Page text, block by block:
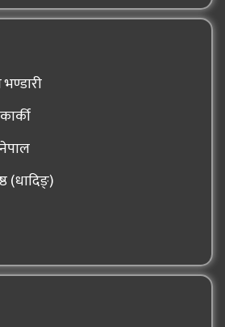
(धादिङ्)